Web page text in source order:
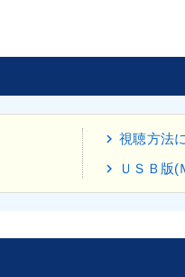
視聴方法
ＵＳＢ版(